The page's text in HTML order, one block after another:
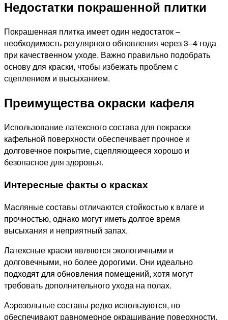
Недостатки покрашенной плитки
Покрашенная плитка имеет один недостаток –
необходимость регулярного обновления через 3–4 года
при качественном уходе. Важно правильно подобрать
основу для краски, чтобы избежать проблем с
сцеплением и высыханием.
Преимущества окраски кафеля
Использование латексного состава для покраски
кафельной поверхности обеспечивает прочное и
долговечное покрытие, сцепляющееся хорошо и
безопасное для здоровья.
Интересные факты о красках
Масляные составы отличаются стойкостью к влаге и
прочностью, однако могут иметь долгое время
высыхания и неприятный запах.
Латексные краски являются экологичными и
долговечными, но более дорогими. Они идеально
подходят для обновления помещений, хотя могут
требовать дополнительного ухода на полах.
Аэрозольные составы редко используются, но
обеспечивают равномерное окрашивание поверхности,